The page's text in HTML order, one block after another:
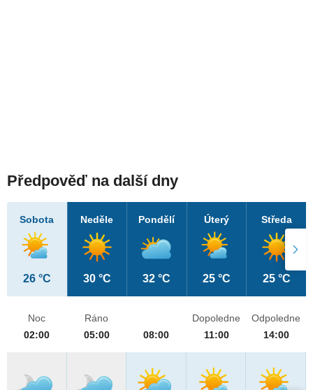
Předpověď na další dny
Sobota
26 °C
Neděle
30 °C
Pondělí
32 °C
Úterý
25 °C
Středa
25 °C
Noc
02:00
Ráno
05:00
08:00
Dopoledne
11:00
Odpoledne
14:00